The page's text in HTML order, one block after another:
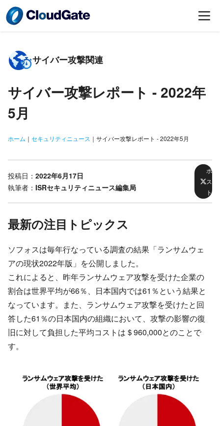
サイバー攻撃関連
サイバー攻撃レポート - 2022年
5月
ホーム ｜ セキュリティニュース ｜ サイバー攻撃レポート - 2022年5月
投稿日： 2022年6月17日
執筆者： ISRセキュリティニュース編集局
ポ
ス
ト
最新の注目トピックス
ソフォスは毎年行なっている調査の結果「ランサムウェ
アの現状2022年版」を公開しました。
これによると、昨年ランサムウェア攻撃を受けた企業の
割合は世界平均が66％、日本国内では61％という結果と
なっています。また、ランサムウェア攻撃を受けたと回
答した61％の日本国内の組織において、攻撃の影響の復
旧に対して負担した平均コストは＄960,000とのことで
す。